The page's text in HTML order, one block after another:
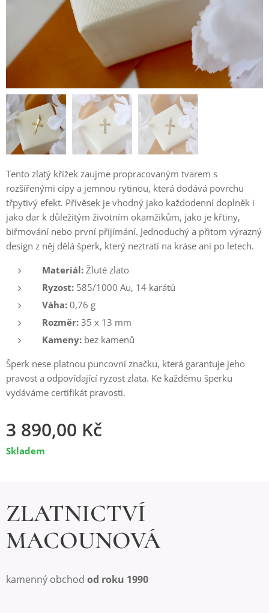
Tento zlatý křížek zaujme propracovaným tvarem s
rozšířenými cípy a jemnou rytinou, která dodává povrchu
třpytivý efekt. Přívěsek je vhodný jako každodenní doplněk i
jako dar k důležitým životním okamžikům, jako je křtiny,
biřmování nebo první přijímání. Jednoduchý a přitom výrazný
design z něj dělá šperk, který neztratí na kráse ani po letech.
Materiál: Žluté zlato
Ryzost: 585/1000 Au, 14 karátů
Váha: 0,76 g
Rozměr: 35 x 13 mm
Kameny: bez kamenů
Šperk nese platnou puncovní značku, která garantuje jeho
pravost a odpovídající ryzost zlata. Ke každému šperku
vydáváme certifikát pravosti.
3 890,00 Kč
Skladem
ZLATNICTVÍ
MACOUNOVÁ
kamenný obchod od roku 1990